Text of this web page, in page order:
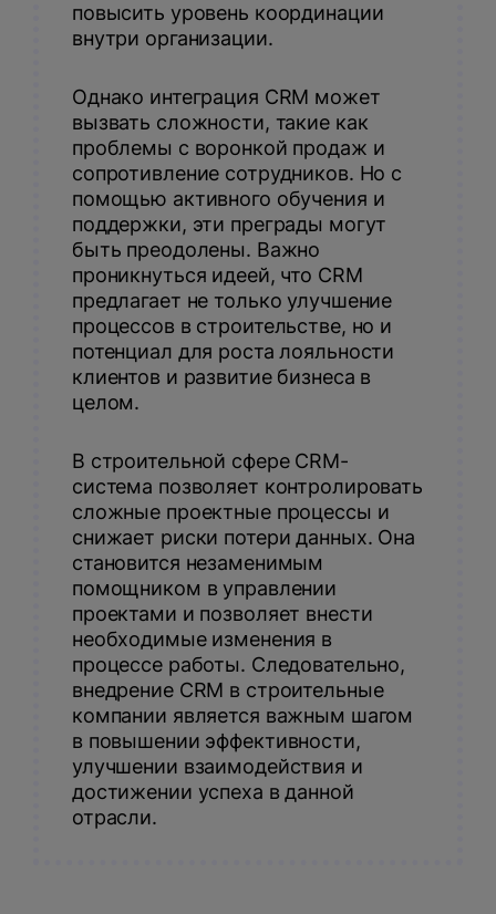
повысить уровень координации
внутри организации.
Однако интеграция CRM может
вызвать сложности, такие как
проблемы с воронкой продаж и
сопротивление сотрудников. Но с
помощью активного обучения и
поддержки, эти преграды могут
быть преодолены. Важно
проникнуться идеей, что CRM
предлагает не только улучшение
процессов в строительстве, но и
потенциал для роста лояльности
клиентов и развитие бизнеса в
целом.
В строительной сфере CRM-
система позволяет контролировать
сложные проектные процессы и
снижает риски потери данных. Она
становится незаменимым
помощником в управлении
проектами и позволяет внести
необходимые изменения в
процессе работы. Следовательно,
внедрение CRM в строительные
компании является важным шагом
в повышении эффективности,
улучшении взаимодействия и
достижении успеха в данной
отрасли.